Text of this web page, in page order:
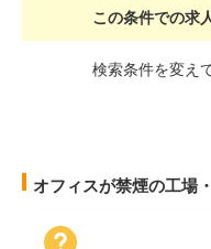
この条件での求
検索条件を変え
オフィスが禁煙の工場